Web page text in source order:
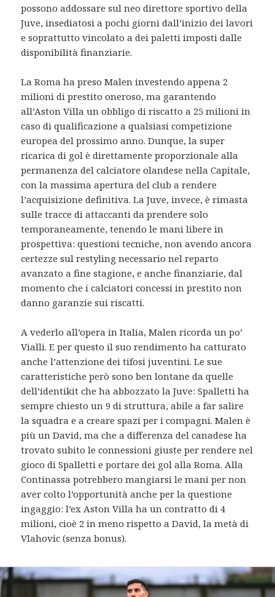
possono addossare sul neo direttore sportivo della
Juve, insediatosi a pochi giorni dall’inizio dei lavori
e soprattutto vincolato a dei paletti imposti dalle
disponibilità finanziarie.
La Roma ha preso Malen investendo appena 2
milioni di prestito oneroso, ma garantendo
all’Aston Villa un obbligo di riscatto a 25 milioni in
caso di qualificazione a qualsiasi competizione
europea del prossimo anno. Dunque, la super
ricarica di gol è direttamente proporzionale alla
permanenza del calciatore olandese nella Capitale,
con la massima apertura del club a rendere
l’acquisizione definitiva. La Juve, invece, è rimasta
sulle tracce di attaccanti da prendere solo
temporaneamente, tenendo le mani libere in
prospettiva: questioni tecniche, non avendo ancora
certezze sul restyling necessario nel reparto
avanzato a fine stagione, e anche finanziarie, dal
momento che i calciatori concessi in prestito non
danno garanzie sui riscatti.
A vederlo all’opera in Italia, Malen ricorda un po’
Vialli. E per questo il suo rendimento ha catturato
anche l’attenzione dei tifosi juventini. Le sue
caratteristiche però sono ben lontane da quelle
dell’identikit che ha abbozzato la Juve: Spalletti ha
sempre chiesto un 9 di struttura, abile a far salire
la squadra e a creare spazi per i compagni. Malen è
più un David, ma che a differenza del canadese ha
trovato subito le connessioni giuste per rendere nel
gioco di Spalletti e portare dei gol alla Roma. Alla
Continassa potrebbero mangiarsi le mani per non
aver colto l’opportunità anche per la questione
ingaggio: l’ex Aston Villa ha un contratto di 4
milioni, cioè 2 in meno rispetto a David, la metà di
Vlahovic (senza bonus).